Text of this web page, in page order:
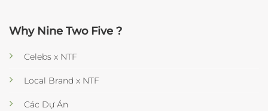
Why Nine Two Five ?
Celebs x NTF
Local Brand x NTF
Các Dự Án